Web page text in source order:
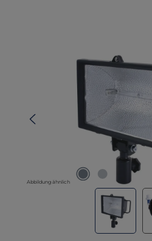
Bildergalerie überspringen
Abbildung ähnlich